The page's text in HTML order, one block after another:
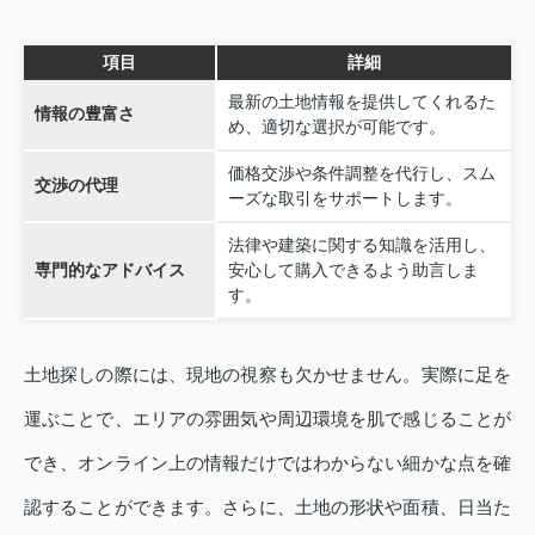
項目 詳細
情報の豊富さ
最新の土地情報を提供してくれるた
め、適切な選択が可能です。
交渉の代理
価格交渉や条件調整を代行し、スム
ーズな取引をサポートします。
専門的なアドバイス
法律や建築に関する知識を活用し、
安心して購入できるよう助言しま
す。
土地探しの際には、現地の視察も欠かせません。実際に足を
運ぶことで、エリアの雰囲気や周辺環境を肌で感じることが
でき、オンライン上の情報だけではわからない細かな点を確
認することができます。さらに、土地の形状や面積、日当た